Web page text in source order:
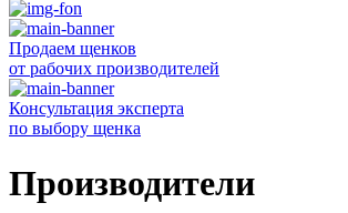
Продаем щенков
от рабочих производителей
Консультация эксперта
по выбору щенка
Производители